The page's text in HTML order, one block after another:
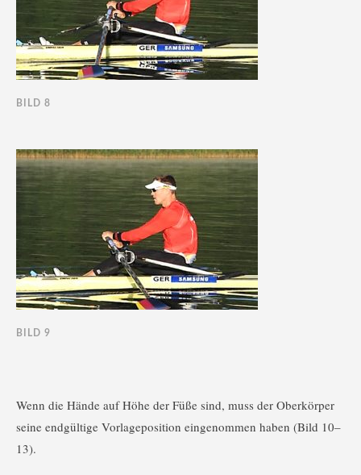
BILD 8
BILD 9
Wenn die Hände auf Höhe der Füße sind, muss der Oberkörper
seine endgültige Vorlageposition eingenommen haben (Bild 10–
13).